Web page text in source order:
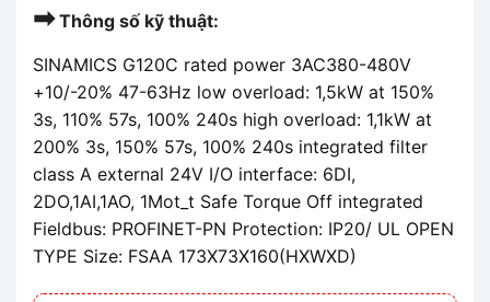
➡Thông số kỹ thuật:
SINAMICS G120C rated power 3AC380-480V
+10/-20% 47-63Hz low overload: 1,5kW at 150%
3s, 110% 57s, 100% 240s high overload: 1,1kW at
200% 3s, 150% 57s, 100% 240s integrated filter
class A external 24V I/O interface: 6DI,
2DO,1AI,1AO, 1Mot_t Safe Torque Off integrated
Fieldbus: PROFINET-PN Protection: IP20/ UL OPEN
TYPE Size: FSAA 173X73X160(HXWXD)